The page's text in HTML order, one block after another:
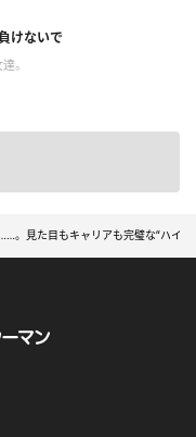
けないで
。
。見た目もキャリアも完璧な“ハイ